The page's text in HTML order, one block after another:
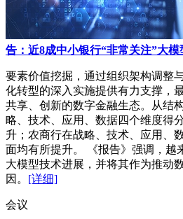
告：近8成中小银行“非常关注”大模
要素价值挖掘，通过组织架构调整
化转型的深入实施提供有力支撑，
共享、创新的数字金融生态。从结
略、技术、应用、数据四个维度得
升；农商行在战略、技术、应用、
面均有所提升。 《报告》强调，越
大模型技术进展，并将其作为推动
因。 [详细]
会议